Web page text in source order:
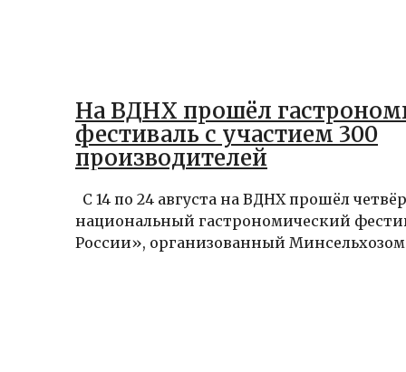
На ВДНХ прошёл
фестиваль с участием 300
производителей
С 14 по 24 августа на ВДНХ прошёл
национальный гастрономический
России», организованный Минсельхозом